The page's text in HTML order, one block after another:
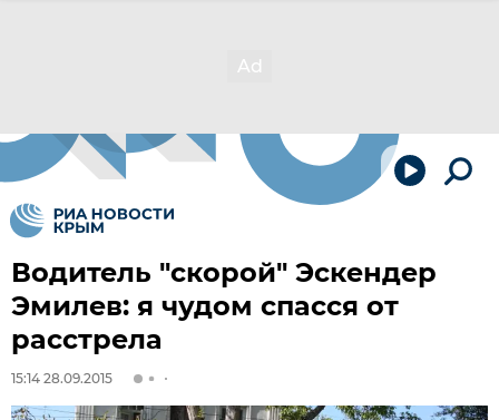
Водитель "скорой" Эскендер
Эмилев: я чудом спасся от
расстрела
15:14 28.09.2015